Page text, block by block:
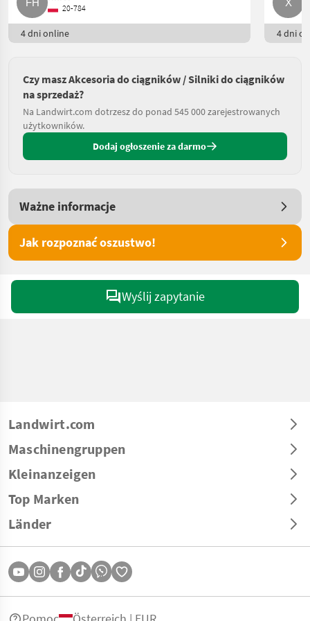
20-784
4 dni online 4 dni
Czy masz Akcesoria do ciągników / Silniki do ciągników
na sprzedaż?
Na Landwirt.com dotrzesz do ponad 545 000 zarejestrowanych
użytkowników.
Dodaj ogłoszenie za darmo
Ważne informacje
Jak rozpoznać oszustwo!
Wyślij zapytanie
Landwirt.com
Maschinengruppen
Kleinanzeigen
Top Marken
Länder